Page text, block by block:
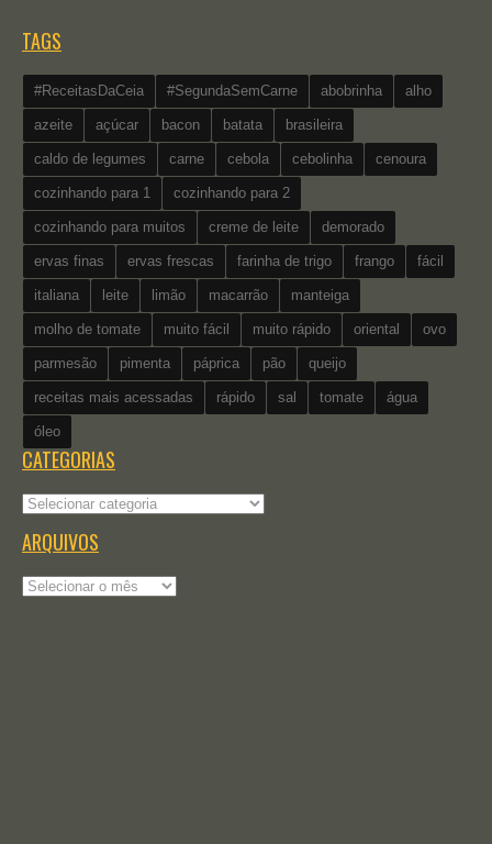
TAGS
#ReceitasDaCeia #SegundaSemCarne abobrinha alho
azeite açúcar bacon batata brasileira
caldo de legumes carne cebola cebolinha cenoura
cozinhando para 1 cozinhando para 2
cozinhando para muitos creme de leite demorado
ervas finas ervas frescas farinha de trigo frango fácil
italiana leite limão macarrão manteiga
molho de tomate muito fácil muito rápido oriental ovo
parmesão pimenta páprica pão queijo
receitas mais acessadas rápido sal tomate água
óleo
CATEGORIAS
Categorias
ARQUIVOS
Arquivos